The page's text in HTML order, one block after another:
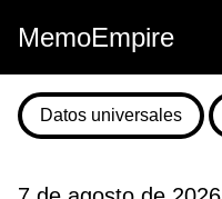
MemoEmpire
Datos universales